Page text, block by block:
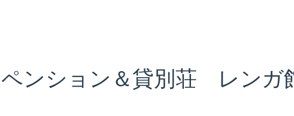
ペンション＆貸別荘 レンガ